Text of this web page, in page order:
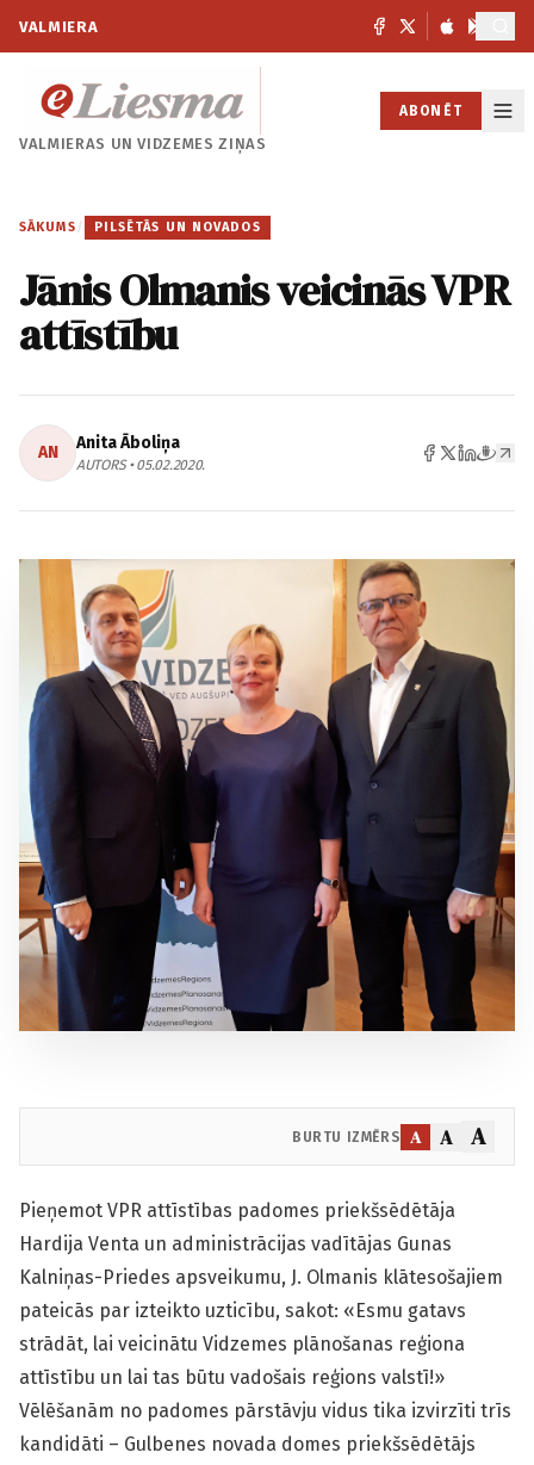
VALMIERA
VALMIERAS UNVIDZEMES ZIŅAS
ABONĒT
SĀKUMS / PILSĒTĀS UN NOVADOS
Jānis Olmanis veicinās VPR
attīstību
AN Anita Āboliņa
AUTORS • 05.02.2020.
BURTU IZMĒRS A A A
Pieņemot VPR attīstības padomes priekšsēdētāja
Hardija Venta un administrācijas vadītājas Gunas
Kalniņas-Priedes apsveikumu, J. Olmanis klātesošajiem
pateicās par izteikto uzticību, sakot: «Esmu gatavs
strādāt, lai veicinātu Vidzemes plānošanas reģiona
attīstību un lai tas būtu vadošais reģions valstī!»
Vēlēšanām no padomes pārstāvju vidus tika izvirzīti trīs
kandidāti – Gulbenes novada domes priekšsēdētājs